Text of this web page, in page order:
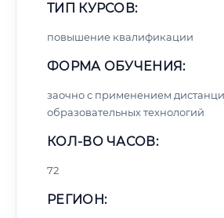
ТИП КУРСОВ:
повышение квалификации
ФОРМА ОБУЧЕНИЯ:
заочно с применением
образовательных технологий
КОЛ-ВО ЧАСОВ:
72
РЕГИОН: